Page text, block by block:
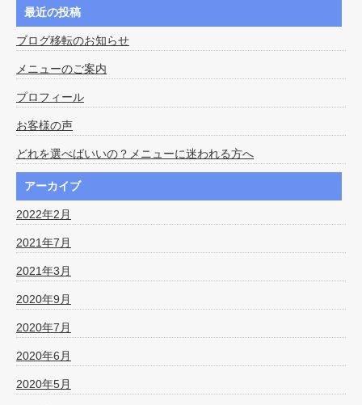
最近の投稿
ブログ移転のお知らせ
メニューのご案内
プロフィール
お客様の声
どれを選べばいいの？メニューに迷われる方へ
アーカイブ
2022年2月
2021年7月
2021年3月
2020年9月
2020年7月
2020年6月
2020年5月